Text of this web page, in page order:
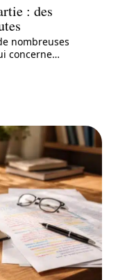
: des
nombreuses
concerne…